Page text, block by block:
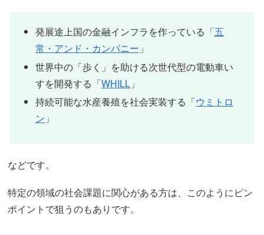
発展途上国の金融インフラを作っている「五
常・アンド・カンパニー 」
世界中の「歩く」を助ける次世代型の電動車い
すを開発する「WHILL」
持続可能な水産養殖を社会実装する「ウミトロ
ン 」
などです。
特定の領域の社会課題に関心がある方は、このようにピン
ポイントで狙うのもありです。